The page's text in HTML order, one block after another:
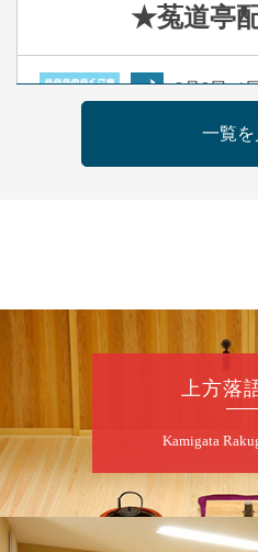
★菟道亭
8月9日（
らららのらく
桂雀太「まんじゅ
お問合せ：らら
090-6976-1777
昼
桂九寿玉／桂弥
ももえ（音曲漫
～仲入～桂咲之
一覧を
上方落
Kamigata